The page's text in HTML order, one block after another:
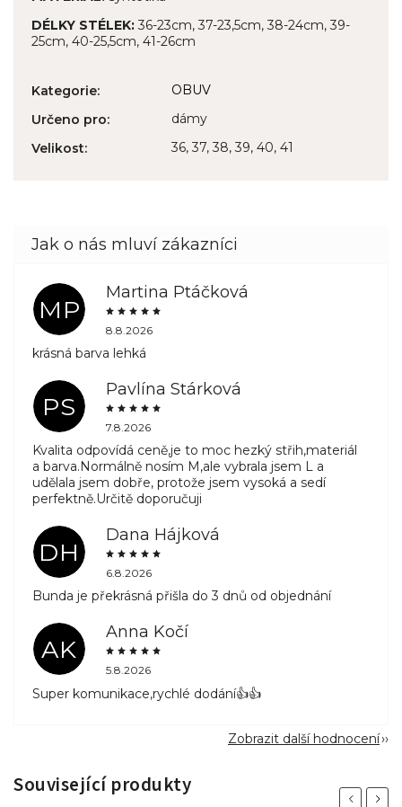
DÉLKY STÉLEK: 36-23cm, 37-23,5cm, 38-24cm, 39-
25cm, 40-25,5cm, 41-26cm
Kategorie:
OBUV
Určeno pro:
dámy
Velikost: 36, 37, 38, 39, 40, 41
MP
Martina Ptáčková
8.8.2026
krásná barva lehká
PS
Pavlína Stárková
7.8.2026
Kvalita odpovídá ceně,je to moc hezký střih,materiál
a barva.Normálně nosím M,ale vybrala jsem L a
udělala jsem dobře, protože jsem vysoká a sedí
perfektně.Určitě doporučuji
DH
Dana Hájková
6.8.2026
Bunda je překrásná přišla do 3 dnů od objednání
AK
Anna Kočí
5.8.2026
Super komunikace,rychlé dodání👍👍
Zobrazit další hodnocení
Související produkty
Previous
Next